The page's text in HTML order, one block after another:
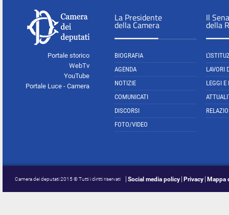
Portale storico
WebTv
YouTube
Portale Luce - Camera
La Presidente
della Camera
BIOGRAFIA
AGENDA
NOTIZIE
COMUNICATI
DISCORSI
FOTO/VIDEO
Il
della
LAVORI
LEGGI E
Camera dei deputati 2015 © Tutti i diritti riservati Social media policy Privacy Mappa